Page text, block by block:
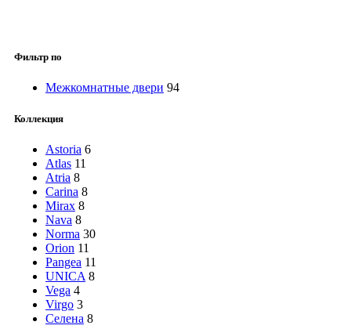
Фильтр по
Межкомнатные двери 94
Коллекция
Astoria 6
Atlas 11
Atria 8
Carina 8
Mirax 8
Nava 8
Norma 30
Orion 11
Pangea 11
UNICA 8
Vega 4
Virgo 3
Селена 8